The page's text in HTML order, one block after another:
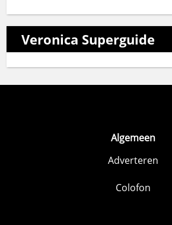
Veronica Superguide
Algemeen
Adverteren
Colofon